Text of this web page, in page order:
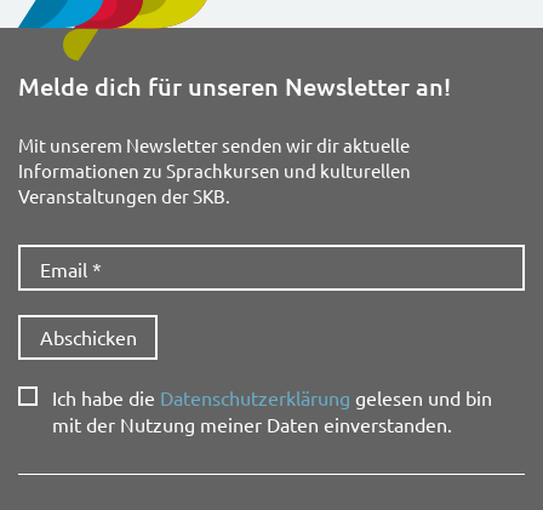
Melde dich für unseren Newsletter an!
Mit unserem Newsletter senden wir dir aktuelle
Informationen zu Sprachkursen und kulturellen
Veranstaltungen der SKB.
Ich habe die Datenschutzerklärung gelesen und bin
mit der Nutzung meiner Daten einverstanden.